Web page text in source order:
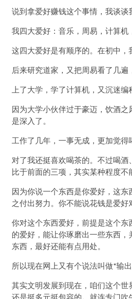
说到拿爱好赚钱这个事情，我谈谈
我四大爱好：音乐，周易，计算机
这四大爱好是有顺序的。在初中，
后来研究道家，又把周易看了几遍
上了大学，学了计算机，又沉迷编
因为大学小伙伴过于豪迈，饮酒
是深入了。
工作了几年，一事无成，更加觉得
对了我还挺喜欢喝茶的。不过喝酒
比于前面的三项，其实某种程度不
因为你说一个东西是你爱好，这东
之付出努力。你不能说花钱是爱好
你对这个东西爱好，前提是这个东
的爱好，能让你琢磨出一些东西，
东西，最好还能有点用处。
所以现在网上又有个说法叫做“输出
其实文明发展到现在，咱们这个世